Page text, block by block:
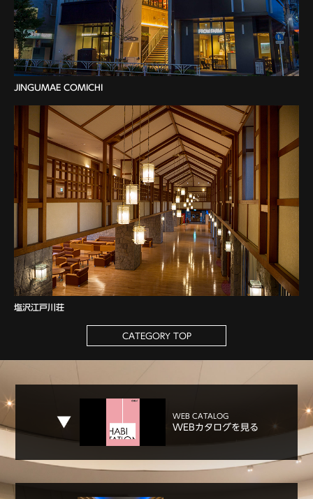
JINGUMAE COMICHI
塩沢江戸川荘
CATEGORY TOP
WEB CATALOG
WEBカタログを見る